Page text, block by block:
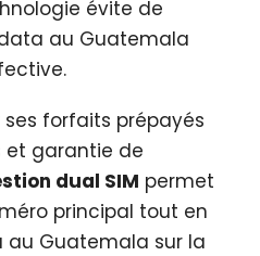
évite de
au Guatemala
forfaits prépayés
et garantie de
dual SIM permet
principal tout en
Guatemala sur la